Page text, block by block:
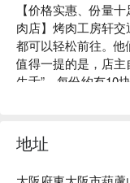
【价格实惠、份量
肉店】烤肉工房轩
都可以轻松前往。他
值得一提的是，店
牛舌”，每份约有10
马克杯盛装的冰啤酒
常适合带孩子的家庭
地址